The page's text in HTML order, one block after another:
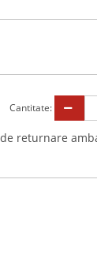
Cantitate:
returnare